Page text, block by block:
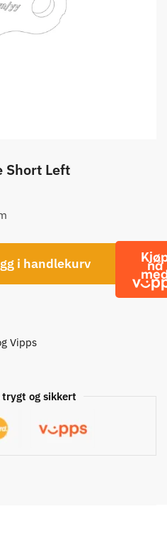
Short Left
i handlekurv
Vipps
og sikkert